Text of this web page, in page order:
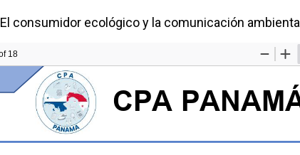
Volver a los detalles del artículo
El consumidor ecológico y la comunicación ambiental